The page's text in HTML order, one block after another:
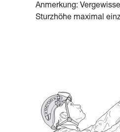
Anmerkung:
Sturzhöhe maximal